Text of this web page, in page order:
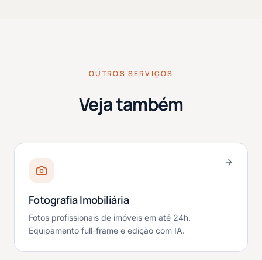
OUTROS SERVIÇOS
Veja também
Fotografia Imobiliária
Fotos profissionais de imóveis em até 24h.
Equipamento full-frame e edição com IA.